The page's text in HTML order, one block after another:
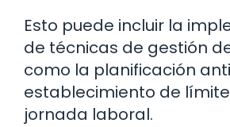
Esto puede incluir la
de técnicas de gestión
como la planificación
establecimiento de
jornada laboral.